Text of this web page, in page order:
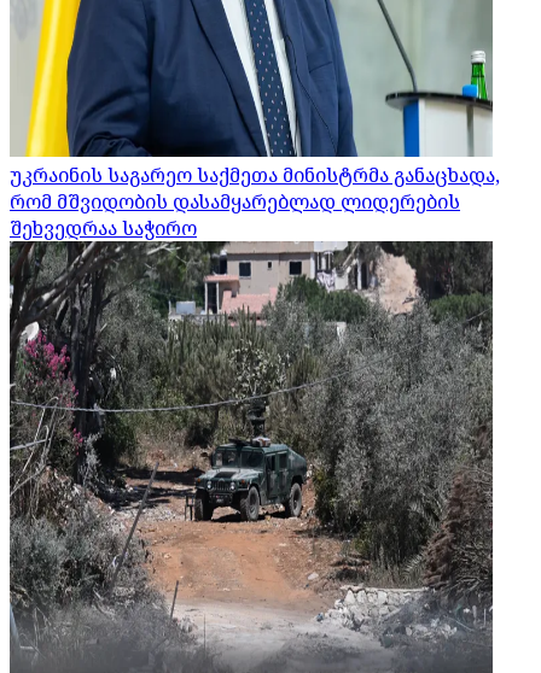
უკრაინის საგარეო საქმეთა მინისტრმა განაცხადა,
რომ მშვიდობის დასამყარებლად ლიდერების
შეხვედრაა საჭირო